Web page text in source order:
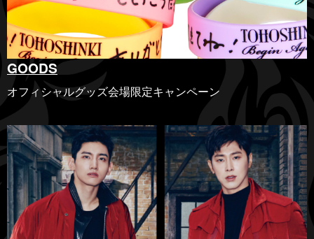
GOODS
オフィシャルグッズ会場限定キャンペーン